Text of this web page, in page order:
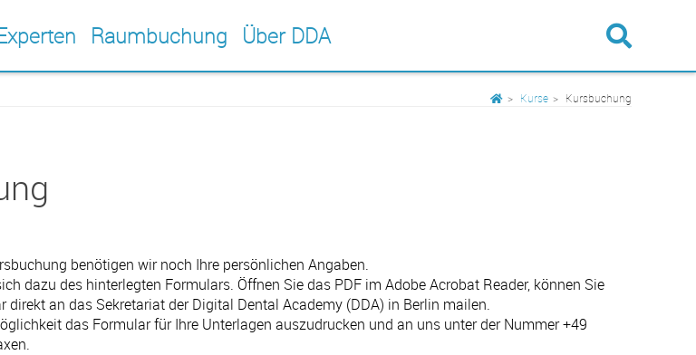
Raumbuchung Über DDA
Kurse Kursbuchung
benötigen wir noch Ihre persönlichen Angaben.
dazu des hinterlegten Formulars. Öffnen Sie das PDF im Adobe Acrobat Reader, können Sie
direkt an das Sekretariat der Digital Dental Academy (DDA) in Berlin mailen.
das Formular für Ihre Unterlagen auszudrucken und an uns unter der Nummer +49